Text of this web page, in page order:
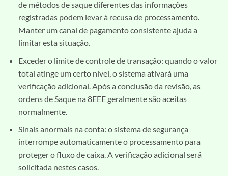
de métodos de saque diferentes das informações
registradas podem levar à recusa de processamento.
Manter um canal de pagamento consistente ajuda a
limitar esta situação.
Exceder o limite de controle de transação: quando o valor
total atinge um certo nível, o sistema ativará uma
verificação adicional. Após a conclusão da revisão, as
ordens de Saque na 8EEE geralmente são aceitas
normalmente.
Sinais anormais na conta: o sistema de segurança
interrompe automaticamente o processamento para
proteger o fluxo de caixa. A verificação adicional será
solicitada nestes casos.